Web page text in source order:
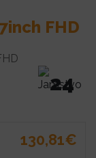
FHD
130,81€
24